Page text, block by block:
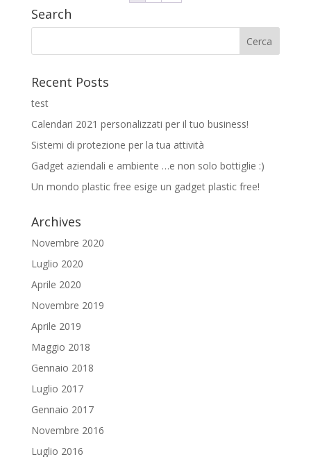
Search
Recent Posts
test
Calendari 2021 personalizzati per il tuo business!
Sistemi di protezione per la tua attività
Gadget aziendali e ambiente …e non solo bottiglie :)
Un mondo plastic free esige un gadget plastic free!
Archives
Novembre 2020
Luglio 2020
Aprile 2020
Novembre 2019
Aprile 2019
Maggio 2018
Gennaio 2018
Luglio 2017
Gennaio 2017
Novembre 2016
Luglio 2016